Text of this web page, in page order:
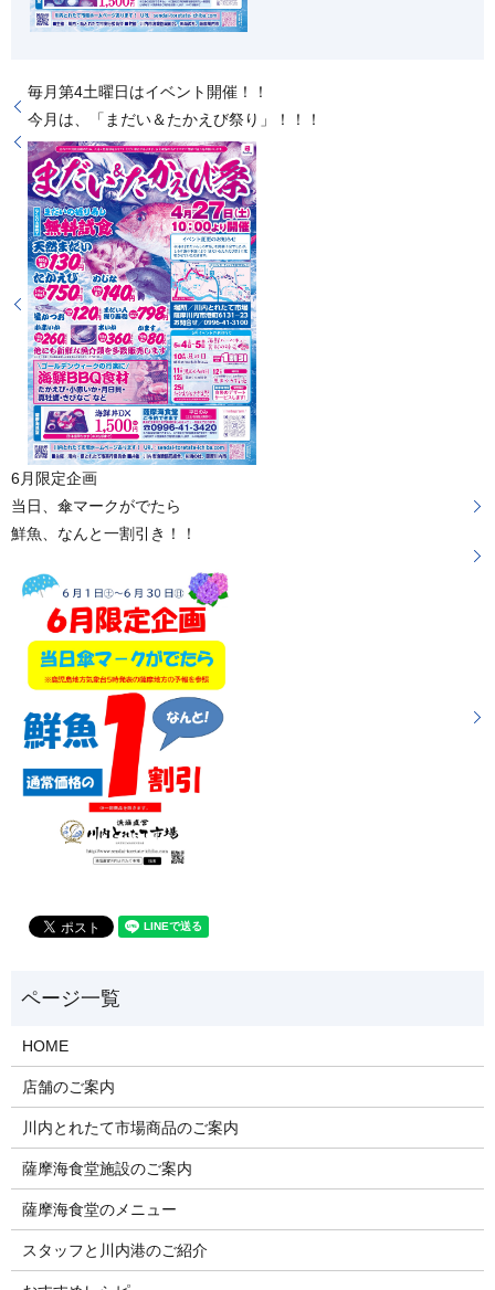
毎月第4土曜日はイベント開催！！
今月は、「まだい＆たかえび祭り」！！！
6月限定企画
当日、傘マークがでたら
鮮魚、なんと一割引き！！
HOME
店舗のご案内
川内とれたて市場商品のご案内
薩摩海食堂施設のご案内
薩摩海食堂のメニュー
スタッフと川内港のご紹介